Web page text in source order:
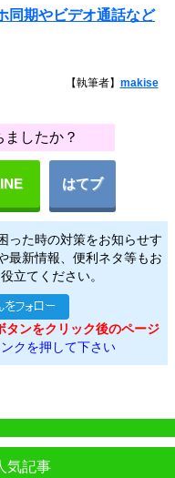
同期やビデオ通話など
【執筆者】 makise
したか？
はてブ
った時の対策をお知らせす
最新情報、便利ネタ等もお
立てください。
タンをクリック後のページ
ンクを押して下さい
気記事